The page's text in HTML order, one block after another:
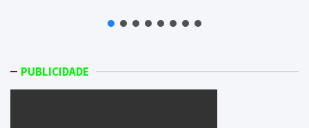
PUBLICIDADE